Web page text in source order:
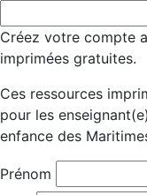
Créez votre compte
imprimées gratuites.
Ces ressources
pour les
enfance des
Prénom